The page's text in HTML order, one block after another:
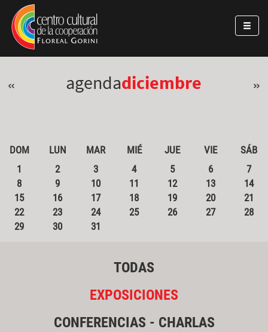
Pasar al contenido principal
Jump to main content
« agendadiciembre »
DOM LUN MAR MIÉ JUE VIE
SÁB
1
2 3 4 5 6
7
8
9 10 11 12 13
14
15
16 17 18 19 20
21
22
23 24 25 26 27
28
29
30 31
TODAS
EXPOSICIONES
CONFERENCIAS - CHARLAS